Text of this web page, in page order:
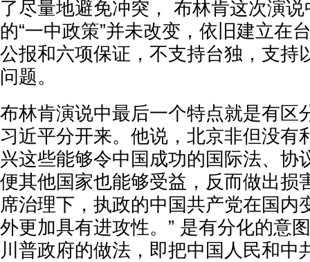
了尽量地避免冲突， 布林肯这次演
的“一中政策”并未改变，依旧建立在
公报和六项保证，不支持台独，支持
问题。
布林肯演说中最后一个特点就是有区
习近平分开来。他说，北京非但没有
兴这些能够令中国成功的国际法、协
便其他国家也能够受益，反而做出损
席治理下，执政的中国共产党在国内
外更加具有进攻性。” 是有分化的意
川普政府的做法，即把中国人民和中